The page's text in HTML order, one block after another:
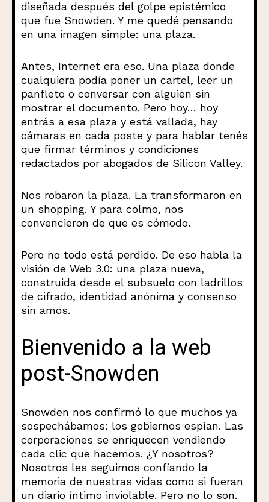
diseñada después del golpe epistémico
que fue Snowden. Y me quedé pensando
en una imagen simple: una plaza.
Antes, Internet era eso. Una plaza donde
cualquiera podía poner un cartel, leer un
panfleto o conversar con alguien sin
mostrar el documento. Pero hoy… hoy
entrás a esa plaza y está vallada, hay
cámaras en cada poste y para hablar tenés
que firmar términos y condiciones
redactados por abogados de Silicon Valley.
Nos robaron la plaza. La transformaron en
un shopping. Y para colmo, nos
convencieron de que es cómodo.
Pero no todo está perdido. De eso habla la
visión de Web 3.0: una plaza nueva,
construida desde el subsuelo con ladrillos
de cifrado, identidad anónima y consenso
sin amos.
Bienvenido a la web
post-Snowden
Snowden nos confirmó lo que muchos ya
sospechábamos: los gobiernos espían. Las
corporaciones se enriquecen vendiendo
cada clic que hacemos. ¿Y nosotros?
Nosotros les seguimos confiando la
memoria de nuestras vidas como si fueran
un diario íntimo inviolable. Pero no lo son.